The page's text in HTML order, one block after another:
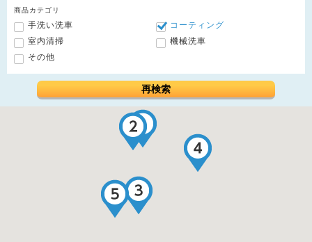
商品カテゴリ
手洗い洗車
コーティング
室内清掃
機械洗車
その他
再検索